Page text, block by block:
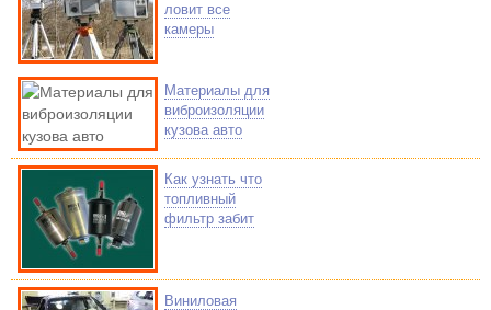
ловит все
камеры
Материалы для
виброизоляции
кузова авто
Как узнать что
топливный
фильтр забит
Виниловая